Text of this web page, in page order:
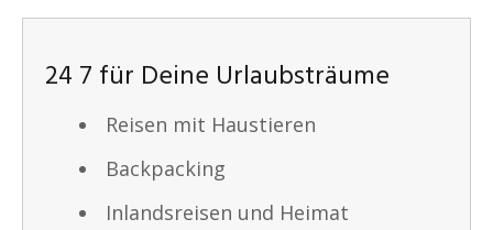
24 7 für Deine Urlaubsträume
Reisen mit Haustieren
Backpacking
Inlandsreisen und Heimat